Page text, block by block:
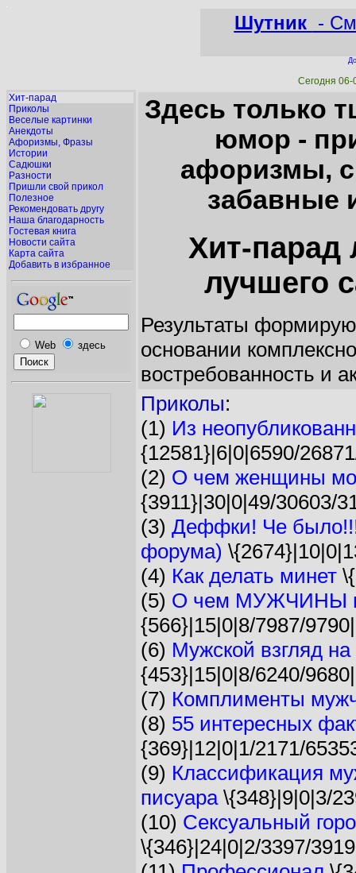
Шутник -
Сегодня 06-
Хит-парад
Приколы
Веселые картинки
Анекдоты
Афоризмы, Фразы
Истории
Садюшки
Разности
Пришли свой прикол
Полезное
Рекомендовать другу
Наша благодарность
Гостевая книга
Новости сайта
Карта сайта
Добавить в избранное
Web здесь
Здесь только
юмор -
афоризмы,
забавные
Хит-парад
лучшего
Результаты
основании
востребованность и
Приколы:
(1) Из
{12581}|6|0|6590/
(2) О чем женщины
{3911}|30|0|49/30603/
(3) Деффки! Че было!!!
форума)
(4) Как делать минет
(5) О чем МУЖЧИНЫ
{566}|15|0|8/7987/9790|
(6) Мужской взгляд
{453}|15|0|8/6240/9680|
(7) Комплименты
(8) 55 интересных
{369}|12|0|1/2171/
(9) Классификация
писуара\{348}|9|0|3/
(10) Сексуальный
\{346}|24|0|2/3397/